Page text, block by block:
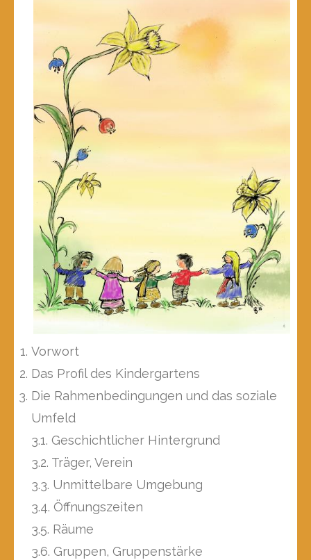
Vorwort
Das Profil des Kindergartens
Die Rahmenbedingungen und das soziale
Umfeld
3.1. Geschichtlicher Hintergrund
3.2. Träger, Verein
3.3. Unmittelbare Umgebung
3.4. Öffnungszeiten
3.5. Räume
3.6. Gruppen, Gruppenstärke